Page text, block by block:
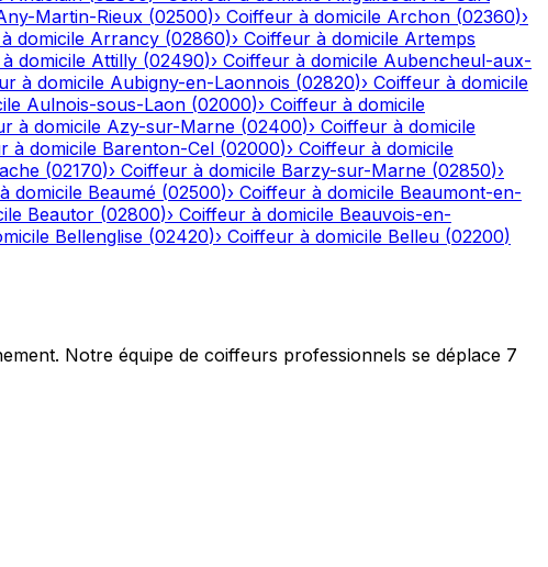
Martin-Rieux (02500)› Coiffeur à domicile Archon (02360)›
domicile Arrancy (02860)› Coiffeur à domicile Artemps
domicile Attilly (02490)› Coiffeur à domicile Aubencheul-aux-
à domicile Aubigny-en-Laonnois (02820)› Coiffeur à domicile
Aulnois-sous-Laon (02000)› Coiffeur à domicile
à domicile Azy-sur-Marne (02400)› Coiffeur à domicile
à domicile Barenton-Cel (02000)› Coiffeur à domicile
(02170)› Coiffeur à domicile Barzy-sur-Marne (02850)›
domicile Beaumé (02500)› Coiffeur à domicile Beaumont-en-
Beautor (02800)› Coiffeur à domicile Beauvois-en-
Bellenglise (02420)› Coiffeur à domicile Belleu (02200)
Notre équipe de coiffeurs professionnels se déplace 7